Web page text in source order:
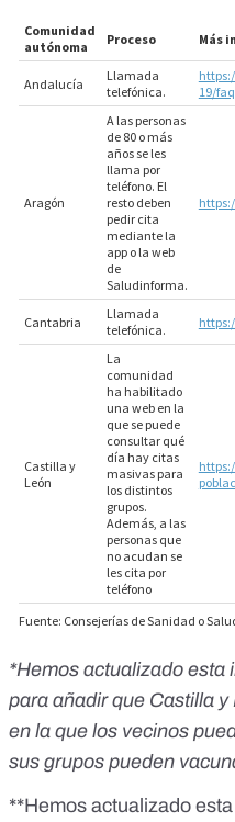
*Hemos actualizado esta
para añadir que Castilla
en la que los vecinos
sus grupos pueden
**Hemos actualizado